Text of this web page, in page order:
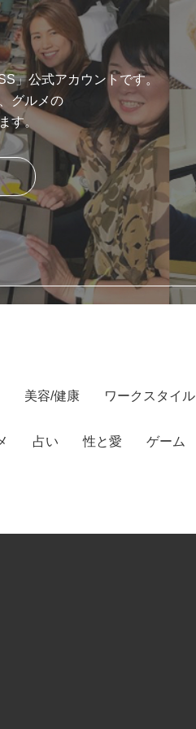
」公式アカウントです。
グルメの
す。
美容/健康 ワークスタイル
占い 性と愛 ゲーム